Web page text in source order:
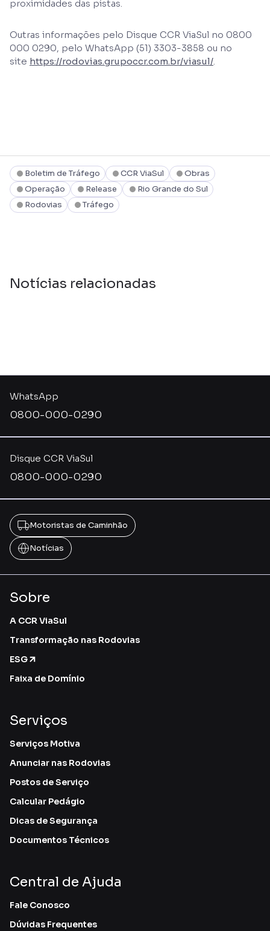
proximidades das pistas.
Outras informações pelo Disque CCR ViaSul no 0800
000 0290, pelo WhatsApp (51) 3303-3858 ou no
site https://rodovias.grupoccr.com.br/viasul/.
Boletim de Tráfego CCR ViaSul
Obras
Operação
Release
Rio Grande do Sul
Rodovias
Tráfego
Notícias relacionadas
Disque CCR ViaSul
0800-000-0290
WhatsApp
0800-000-0290
Motoristas de Caminhão
Notícias
Sobre
A CCR ViaSul
Transformação nas Rodovias
ESG
Faixa de Domínio
Serviços
Serviços Motiva
Anunciar nas Rodovias
Postos de Serviço
Calcular Pedágio
Dicas de Segurança
Documentos Técnicos
Central de Ajuda
Fale Conosco
Dúvidas Frequentes